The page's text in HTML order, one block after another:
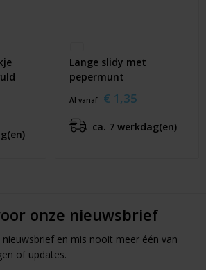
Lange slidy met
pepermunt
Al vanaf € 1,35
ca. 7 werkdag(en)
onze nieuwsbrief
en mis nooit meer één van
of updates.